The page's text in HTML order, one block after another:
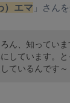
）エマ 」さん
ん、知ってい
しています。
ているんです～